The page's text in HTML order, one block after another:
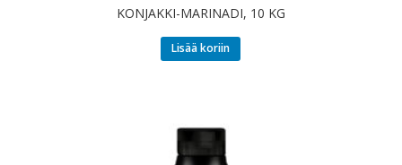
KONJAKKI-MARINADI, 10 KG
Lisää koriin